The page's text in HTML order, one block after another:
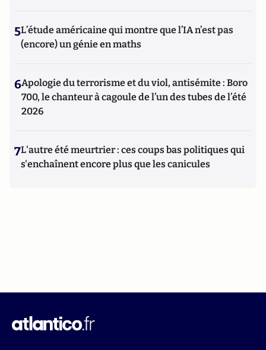
5L’étude américaine qui montre que l’IA n’est pas
(encore) un génie en maths
6Apologie du terrorisme et du viol, antisémite : Boro
700, le chanteur à cagoule de l’un des tubes de l’été
2026
7L'autre été meurtrier : ces coups bas politiques qui
s'enchaînent encore plus que les canicules